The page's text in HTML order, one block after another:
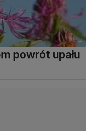
powrót upału